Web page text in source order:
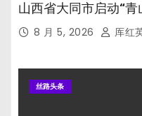
山西省大同市启动“
8 月 5, 2026 厍红
丝路头条